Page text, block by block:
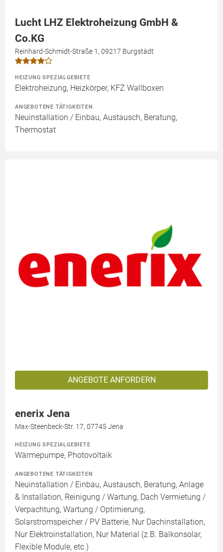
Lucht LHZ Elektroheizung GmbH &
Co.KG
Reinhard-Schmidt-Straße 1, 09217 Burgstädt
HEIZUNG SPEZIALGEBIETE
Elektroheizung, Heizkörper, KFZ Wallboxen
ANGEBOTENE TÄTIGKEITEN
Neuinstallation / Einbau, Austausch, Beratung,
Thermostat
ANGEBOTE ANFORDERN
enerix Jena
Max-Steenbeck-Str. 17, 07745 Jena
HEIZUNG SPEZIALGEBIETE
Wärmepumpe, Photovoltaik
ANGEBOTENE TÄTIGKEITEN
Neuinstallation / Einbau, Austausch, Beratung, Anlage
& Installation, Reinigung / Wartung, Dach Vermietung /
Verpachtung, Wartung / Optimierung,
Solarstromspeicher / PV Batterie, Nur Dachinstallation,
Nur Elektroinstallation, Nur Material (z.B. Balkonsolar,
Flexible Module, etc.)